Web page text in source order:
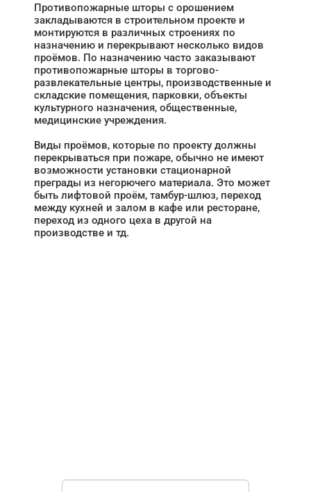
Противопожарные шторы с орошением
закладываются в строительном проекте и
монтируются в различных строениях по
назначению и перекрывают несколько видов
проёмов. По назначению часто заказывают
противопожарные шторы в торгово-
развлекательные центры, производственные и
складские помещения, парковки, объекты
культурного назначения, общественные,
медицинские учреждения.
Виды проёмов, которые по проекту должны
перекрываться при пожаре, обычно не имеют
возможности установки стационарной
преграды из негорючего материала. Это может
быть лифтовой проём, тамбур-шлюз, переход
между кухней и залом в кафе или ресторане,
переход из одного цеха в другой на
производстве и тд.